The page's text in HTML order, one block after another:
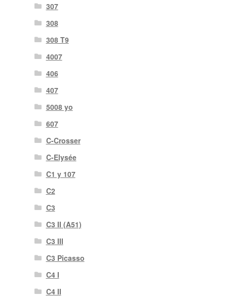
307
308
308 T9
4007
406
407
5008 yo
607
C-Crosser
C-Elysée
C1 y 107
C2
C3
C3 II (A51)
C3 III
C3 Picasso
C4 I
C4 II